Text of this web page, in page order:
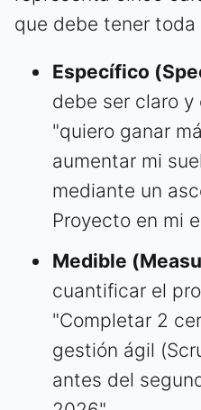
que debe tener toda
Específico
debe ser claro y
"quiero ganar
aumentar mi
mediante un
Proyecto en mi
Medible
cuantificar el
"Completar 2
gestión ágil
antes del